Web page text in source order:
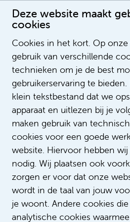
Deze website maakt
cookies
Cookies in het kort. Op
gebruik van verschillende
technieken om je de best
gebruikerservaring te
klein tekstbestand dat we
apparaat en uitlezen bij je
maken gebruik van
cookies voor een goede
website. Hiervoor hebben
nodig. Wij plaatsen ook
zorgen er voor dat onze
wordt in de taal van jouw
je woont. Andere cookies
analytische cookies
Sylvia Loos